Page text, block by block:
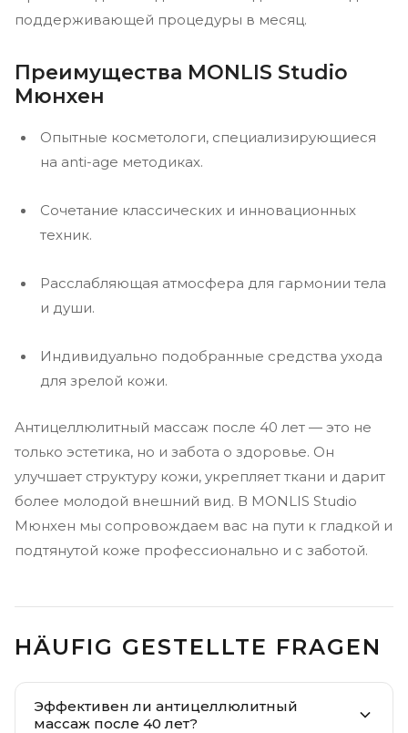
поддерживающей процедуры в месяц.
Преимущества MONLIS Studio
Мюнхен
Опытные косметологи, специализирующиеся
на anti-age методиках.
Сочетание классических и инновационных
техник.
Расслабляющая атмосфера для гармонии тела
и души.
Индивидуально подобранные средства ухода
для зрелой кожи.
Антицеллюлитный массаж после 40 лет — это не
только эстетика, но и забота о здоровье. Он
улучшает структуру кожи, укрепляет ткани и дарит
более молодой внешний вид. В MONLIS Studio
Мюнхен мы сопровождаем вас на пути к гладкой и
подтянутой коже профессионально и с заботой.
HÄUFIG GESTELLTE FRAGEN
Эффективен ли антицеллюлитный
массаж после 40 лет?